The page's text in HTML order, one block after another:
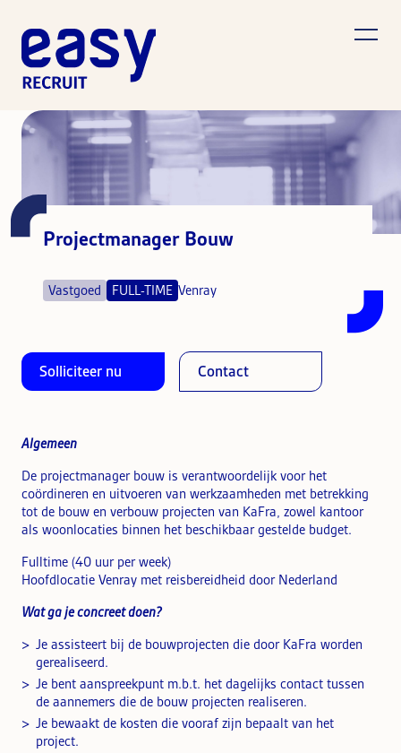
Projectmanager Bouw
Vastgoed FULL-TIME Venray
Solliciteer nu Contact
Algemeen
De projectmanager bouw is verantwoordelijk voor het
coördineren en uitvoeren van werkzaamheden met betrekking
tot de bouw en verbouw projecten van KaFra, zowel kantoor
als woonlocaties binnen het beschikbaar gestelde budget.
Fulltime (40 uur per week)
Hoofdlocatie Venray met reisbereidheid door Nederland
Wat ga je concreet doen?
Je assisteert bij de bouwprojecten die door KaFra worden
gerealiseerd.
Je bent aanspreekpunt m.b.t. het dagelijks contact tussen
de aannemers die de bouw projecten realiseren.
Je bewaakt de kosten die vooraf zijn bepaalt van het
project.